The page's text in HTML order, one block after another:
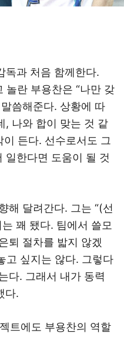
독과 처음 함께한다.
놀란 부용찬은 “나만 갖
씀해준다. 상황에 따
, 나와 합이 맞는 것 같
든다. 선수로서도 그
일한다면 도움이 될 것
해 달려간다. 그는 “(선
꽤 됐다. 팀에서 쓸모
퇴 절차를 밟지 않겠
고 싶지는 않다. 그렇다
다. 그래서 내가 동력
다.
트에도 부용찬의 역할